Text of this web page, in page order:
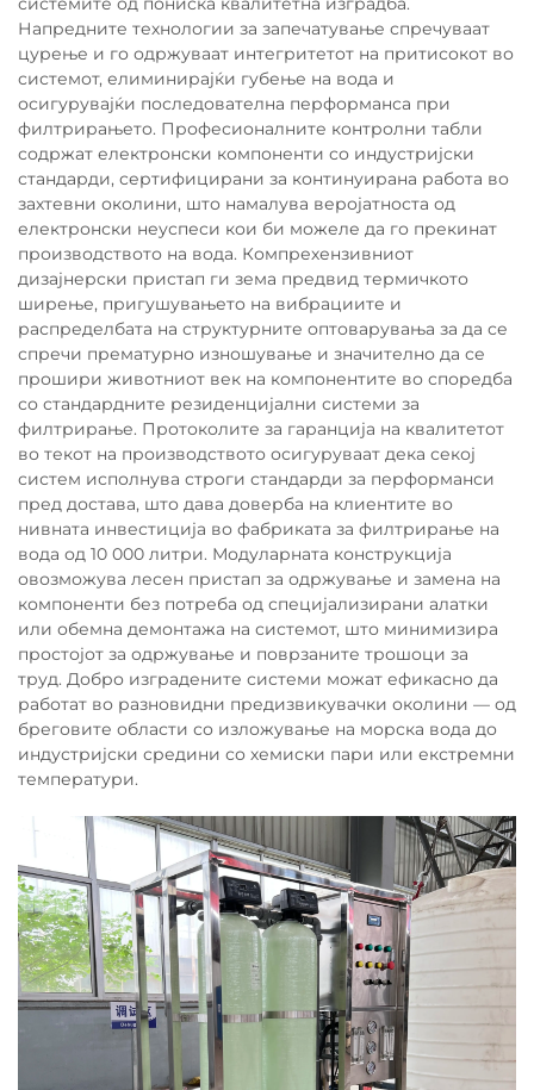
Напредните технологии за запечатување спречуваат
цурење и го одржуваат интегритетот на притисокот во
системот, елиминирајќи губење на вода и
осигурувајќи последователна перформанса при
филтрирањето. Професионалните контролни табли
содржат електронски компоненти со индустријски
стандарди, сертифицирани за континуирана работа во
захтевни околини, што намалува веројатноста од
електронски неуспеси кои би можеле да го прекинат
производството на вода. Компрехензивниот
дизајнерски пристап ги зема предвид термичкото
ширење, пригушувањето на вибрациите и
распределбата на структурните оптоварувања за да се
спречи прематурно изношување и значително да се
прошири животниот век на компонентите во споредба
со стандардните резиденцијални системи за
филтрирање. Протоколите за гаранција на квалитетот
во текот на производството осигуруваат дека секој
систем исполнува строги стандарди за перформанси
пред достава, што дава доверба на клиентите во
нивната инвестиција во фабриката за филтрирање на
вода од 10 000 литри. Модуларната конструкција
овозможува лесен пристап за одржување и замена на
компоненти без потреба од специјализирани алатки
или обемна демонтажа на системот, што минимизира
простојот за одржување и поврзаните трошоци за
труд. Добро изградените системи можат ефикасно да
работат во разновидни предизвикувачки околини — од
бреговите области со изложување на морска вода до
индустријски средини со хемиски пари или екстремни
температури.